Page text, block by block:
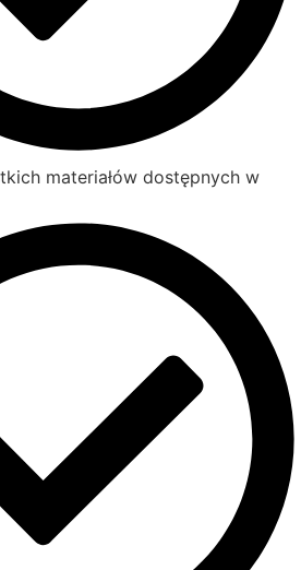
materiałów dostępnych w